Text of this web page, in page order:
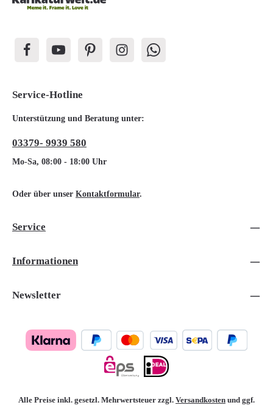
Service-Hotline
Unterstützung und Beratung unter:
03379- 9939 580
Mo-Sa, 08:00 - 18:00 Uhr
Oder über unser Kontaktformular.
Service
Informationen
Newsletter
Alle Preise inkl. gesetzl. Mehrwertsteuer zzgl. Versandkosten und ggf.